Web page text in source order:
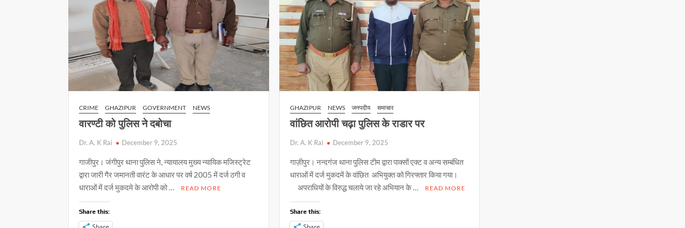
कार्यशाला
सम्पन्न
पुलिस
CRIME GHAZIPUR GOVERNMENT NEWS
वारण्टी को पुलिस ने दबोचा
Dr. A. K Rai December 9, 2025
गाजीपुर। जंगीपुर थाना पुलिस ने, न्यायालय मुख्य न्यायिक मजिस्ट्रेट
द्वारा जारी गैर जमानती वारंट के आधार पर वर्ष 2005 में दर्ज ठगी व
धाराओं में दर्ज मुकदमे के आरोपी को …
READ MORE
Share this:
GHAZIPUR NEWS जनपदीय समाचार
वांछित आरोपी चढ़ा पुलिस के राडार पर
Dr. A. K Rai December 9, 2025
गाज़ीपुर। नन्दगंज थाना पुलिस टीम द्वारा पाक्सों एक्ट व अन्य सम्बंधित
धाराओं में दर्ज मुकदमें के वांछित अभियुक्त को गिरफ्तार किया गया।
अपराधियों के विरुद्ध चलाये जा रहे अभियान के …
READ MORE
Share this: